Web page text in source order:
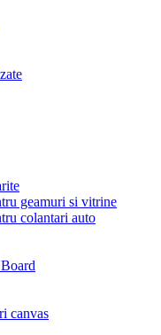
geamuri si vitrine
colantari auto
canvas